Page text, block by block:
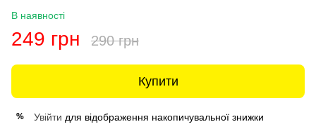
В наявності
249 грн 290 грн
Купити
% Увійти для відображення накопичувальної знижки